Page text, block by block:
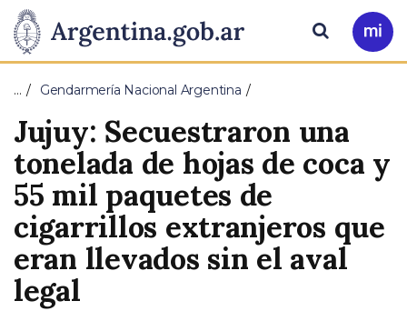
Presidencia
de
la
Nación
Pasar al contenido principal
Ir
a
Buscar
… Gendarmería Nacional Argentina
Jujuy: Secuestraron una
tonelada de hojas de coca y
55 mil paquetes de
cigarrillos extranjeros que
eran llevados sin el aval
legal